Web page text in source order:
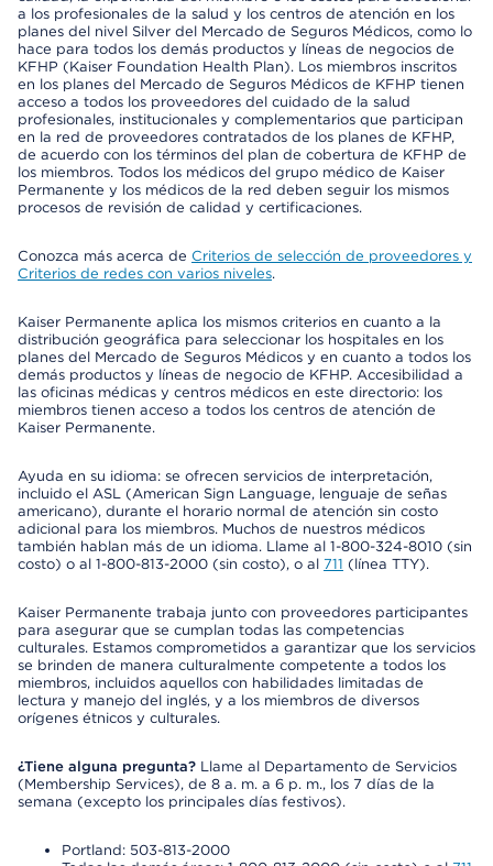
a los profesionales de la salud y los centros de atención en los
planes del nivel Silver del Mercado de Seguros Médicos, como lo
hace para todos los demás productos y líneas de negocios de
KFHP (Kaiser Foundation Health Plan). Los miembros inscritos
en los planes del Mercado de Seguros Médicos de KFHP tienen
acceso a todos los proveedores del cuidado de la salud
profesionales, institucionales y complementarios que participan
en la red de proveedores contratados de los planes de KFHP,
de acuerdo con los términos del plan de cobertura de KFHP de
los miembros. Todos los médicos del grupo médico de Kaiser
Permanente y los médicos de la red deben seguir los mismos
procesos de revisión de calidad y certificaciones.
Conozca más acerca de Criterios de selección de proveedores y
Criterios de redes con varios niveles.
Kaiser Permanente aplica los mismos criterios en cuanto a la
distribución geográfica para seleccionar los hospitales en los
planes del Mercado de Seguros Médicos y en cuanto a todos los
demás productos y líneas de negocio de KFHP. Accesibilidad a
las oficinas médicas y centros médicos en este directorio: los
miembros tienen acceso a todos los centros de atención de
Kaiser Permanente.
Ayuda en su idioma: se ofrecen servicios de interpretación,
incluido el ASL (American Sign Language, lenguaje de señas
americano), durante el horario normal de atención sin costo
adicional para los miembros. Muchos de nuestros médicos
también hablan más de un idioma. Llame al 1-800-324-8010 (sin
costo) o al 1-800-813-2000 (sin costo), o al 711 (línea TTY).
Kaiser Permanente trabaja junto con proveedores participantes
para asegurar que se cumplan todas las competencias
culturales. Estamos comprometidos a garantizar que los servicios
se brinden de manera culturalmente competente a todos los
miembros, incluidos aquellos con habilidades limitadas de
lectura y manejo del inglés, y a los miembros de diversos
orígenes étnicos y culturales.
¿Tiene alguna pregunta? Llame al Departamento de Servicios
(Membership Services), de 8 a. m. a 6 p. m., los 7 días de la
semana (excepto los principales días festivos).
Portland: 503-813-2000